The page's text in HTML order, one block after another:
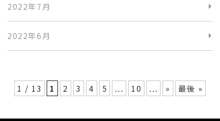
2022年7月
2022年6月
1 / 13 1 2 3 4 5 ... 10 ... » 最後 »